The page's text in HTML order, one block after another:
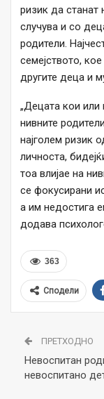
ризик да станат
случува и со
родители.
семејството,
другите деца и
„Децата кои
нивните
најголем ризик
личноста,
тоа влијае на
се фокусирани
а им недостига
додава
363
Сподели
ПРЕТХОДНО
Невоспитан
невоспитано